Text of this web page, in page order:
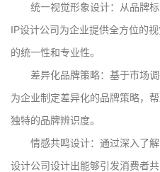
统一视觉形象设计：从品牌
IP设计公司为企业提供全方位的
的统一性和专业性。
差异化品牌策略：基于市场
为企业制定差异化的品牌策略，
独特的品牌辨识度。
情感共鸣设计：通过深入了
设计公司设计出能够引发消费者